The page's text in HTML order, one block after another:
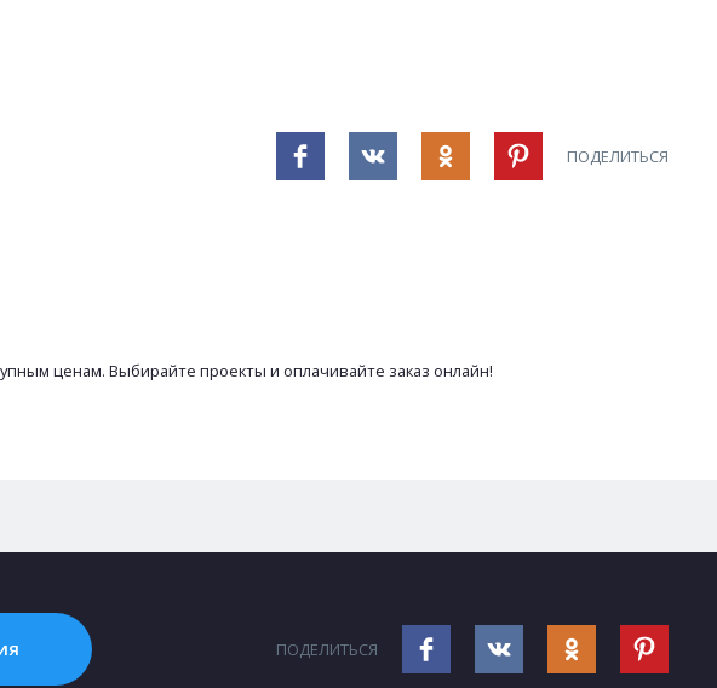
ПОДЕЛИТЬСЯ
ценам. Выбирайте проекты и оплачивайте заказ онлайн!
ПОДЕЛИТЬСЯ